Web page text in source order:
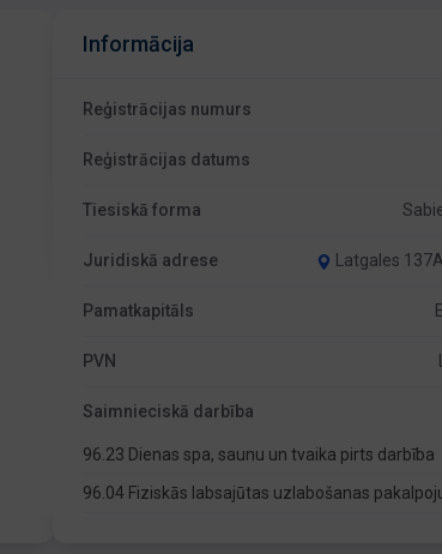
Informācija
Reģistrācijas numurs
Reģistrācijas datums
Tiesiskā forma
Juridiskā adrese Latgales
Pamatkapitāls
PVN
Saimnieciskā darbība
96.23 Dienas spa, saunu un tvaika pirts darbība
96.04 Fiziskās labsajūtas uzlabošanas